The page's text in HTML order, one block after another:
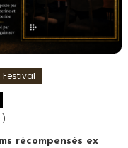
récompensés ex